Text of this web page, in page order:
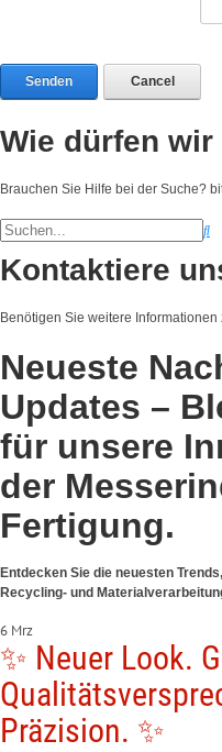
Senden Cancel
Wie dürfen wir
Brauchen Sie Hilfe bei der Suche?
Kontaktiere
Benötigen Sie weitere
Neueste
Updates –
für unsere
der
Fertigung.
Entdecken Sie die neuesten
Recycling- und
6 Mrz
✨ Neuer Look.
Präzision. ✨